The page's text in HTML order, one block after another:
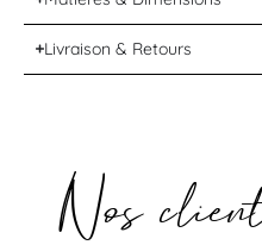
Livraison & Retours
Nos